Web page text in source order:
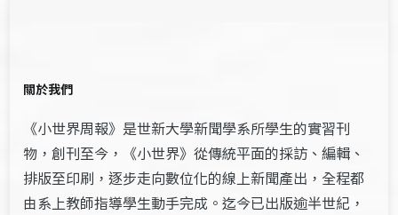
關於我們
《小世界周報》是世新大學新聞學系所學生的實習刊
物，創刊至今，《小世界》從傳統平面的採訪、編輯、
排版至印刷，逐步走向數位化的線上新聞產出，全程都
由系上教師指導學生動手完成。迄今已出版逾半世紀，